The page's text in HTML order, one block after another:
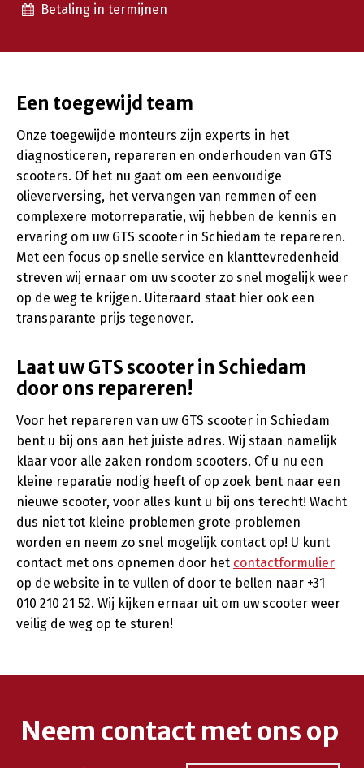
Betaling in termijnen
Een toegewijd team
Onze toegewijde monteurs zijn experts in het
diagnosticeren, repareren en onderhouden van GTS
scooters. Of het nu gaat om een eenvoudige
olieverversing, het vervangen van remmen of een
complexere motorreparatie, wij hebben de kennis en
ervaring om uw GTS scooter in Schiedam te repareren.
Met een focus op snelle service en klanttevredenheid
streven wij ernaar om uw scooter zo snel mogelijk weer
op de weg te krijgen. Uiteraard staat hier ook een
transparante prijs tegenover.
Laat uw GTS scooter in Schiedam
door ons repareren!
Voor het repareren van uw GTS scooter in Schiedam
bent u bij ons aan het juiste adres. Wij staan namelijk
klaar voor alle zaken rondom scooters. Of u nu een
kleine reparatie nodig heeft of op zoek bent naar een
nieuwe scooter, voor alles kunt u bij ons terecht! Wacht
dus niet tot kleine problemen grote problemen
worden en neem zo snel mogelijk contact op! U kunt
contact met ons opnemen door het contactformulier
op de website in te vullen of door te bellen naar +31
010 210 21 52. Wij kijken ernaar uit om uw scooter weer
veilig de weg op te sturen!
Neem contact met ons op